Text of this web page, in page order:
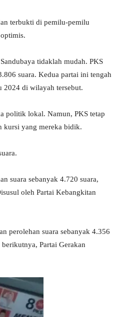
terbukti di pemilu-pemilu
tidaklah mudah. PKS
suara. Kedua partai ini tengah
2024 di wilayah tersebut.
politik lokal. Namun, PKS tetap
kursi yang mereka bidik.
suara sebanyak 4.720 suara,
oleh Partai Kebangkitan
perolehan suara sebanyak 4.356
Partai Gerakan